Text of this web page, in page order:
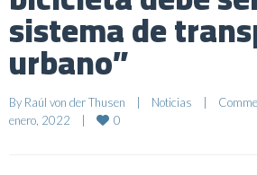
sistema de
urbano”
By Raúl von der Thusen | Noticias |
enero, 2022
| 0